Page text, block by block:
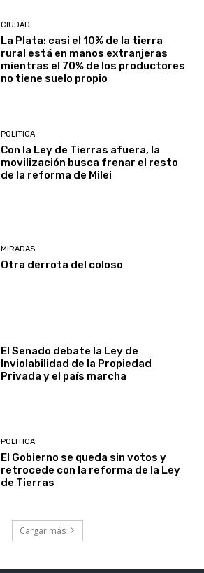
CIUDAD
La Plata: casi el 10% de la tierra
rural está en manos extranjeras
mientras el 70% de los productores
no tiene suelo propio
POLITICA
Con la Ley de Tierras afuera, la
movilización busca frenar el resto
de la reforma de Milei
MIRADAS
Otra derrota del coloso
El Senado debate la Ley de
Inviolabilidad de la Propiedad
Privada y el país marcha
POLITICA
El Gobierno se queda sin votos y
retrocede con la reforma de la Ley
de Tierras
Cargar más